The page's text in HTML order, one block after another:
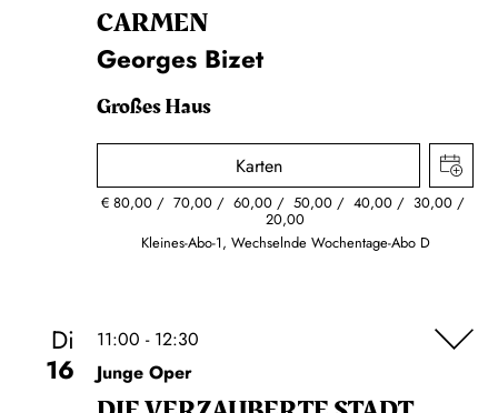
CARMEN
Georges Bizet
Großes Haus
Karten
€80,00 70,00 60,00 50,00 40,00 30,00
20,00
Kleines-Abo-1, Wechselnde Wochentage-Abo D
Di
16
11:00 - 12:30
Junge Oper